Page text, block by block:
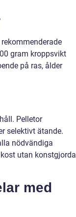
gram kroppsvikt
på ras, ålder
Pelletor
selektivt ätande.
nödvändiga
utan konstgjorda
med